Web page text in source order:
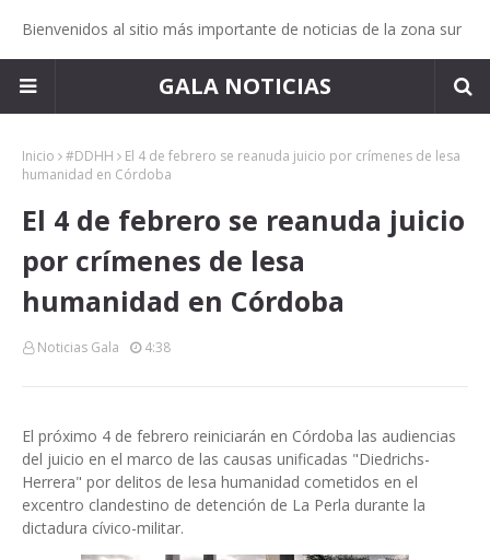
Bienvenidos al sitio más importante de noticias de la zona sur
GALA NOTICIAS
Inicio #DDHH
El 4 de febrero se reanuda juicio por crímenes de lesa
humanidad en Córdoba
El 4 de febrero se reanuda juicio
por crímenes de lesa
humanidad en Córdoba
Noticias Gala 4:38
El próximo 4 de febrero reiniciarán en Córdoba las audiencias
del juicio en el marco de las causas unificadas "Diedrichs-
Herrera" por delitos de lesa humanidad cometidos en el
excentro clandestino de detención de La Perla durante la
dictadura cívico-militar.